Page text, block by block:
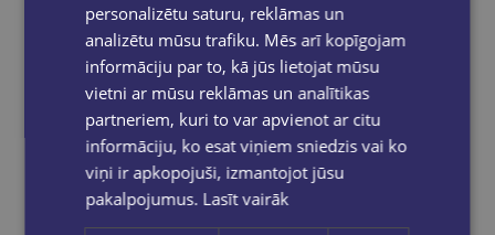
Piespraudes tāfelei krāsainas 100gab/iep GNP
€1.30
Add to cart
personalizētu saturu, reklāmas un
analizētu mūsu trafiku. Mēs arī kopīgojam
informāciju par to, kā jūs lietojat mūsu
vietni ar mūsu reklāmas un analītikas
partneriem, kuri to var apvienot ar citu
informāciju, ko esat viņiem sniedzis vai ko
viņi ir apkopojuši, izmantojot jūsu
pakalpojumus. Lasīt vairāk